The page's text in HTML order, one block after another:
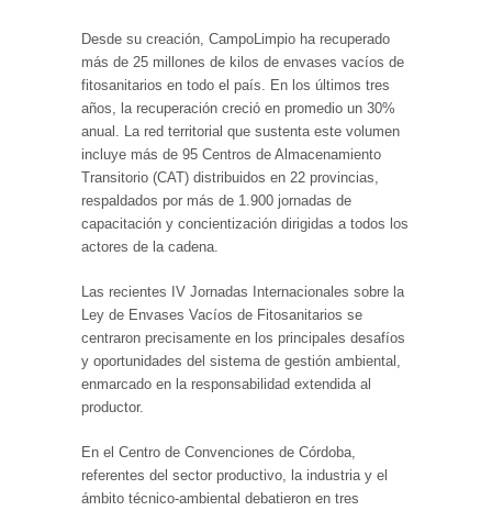
Desde su creación, CampoLimpio ha recuperado
más de 25 millones de kilos de envases vacíos de
fitosanitarios en todo el país. En los últimos tres
años, la recuperación creció en promedio un 30%
anual. La red territorial que sustenta este volumen
incluye más de 95 Centros de Almacenamiento
Transitorio (CAT) distribuidos en 22 provincias,
respaldados por más de 1.900 jornadas de
capacitación y concientización dirigidas a todos los
actores de la cadena.
Las recientes IV Jornadas Internacionales sobre la
Ley de Envases Vacíos de Fitosanitarios se
centraron precisamente en los principales desafíos
y oportunidades del sistema de gestión ambiental,
enmarcado en la responsabilidad extendida al
productor.
En el Centro de Convenciones de Córdoba,
referentes del sector productivo, la industria y el
ámbito técnico-ambiental debatieron en tres